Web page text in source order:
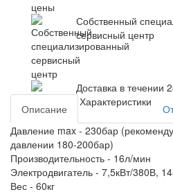
Собственный
сервисный центр
Доставка в течении
Описание
Характеристики
Давление max - 230бар
давлении 180-200бар)
Производительность - 16л/мин
Электродвигатель - 7,5кВт/380В,
Вес - 60кг